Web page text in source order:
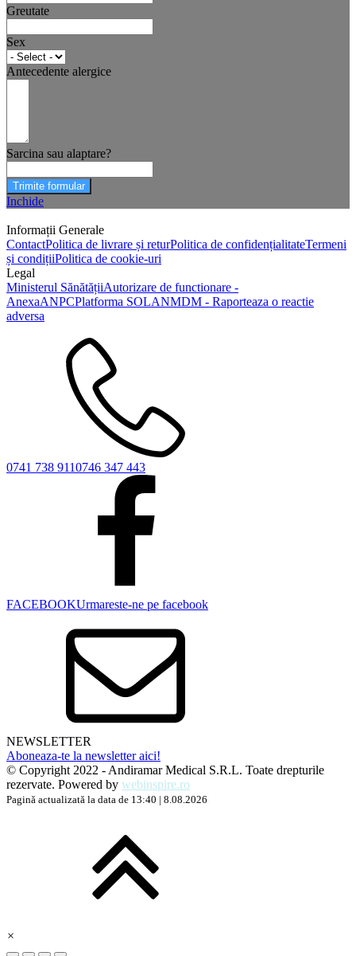
Greutate
Sex
Antecedente alergice
Sarcina sau alaptare?
Trimite formular
Inchide
Informații Generale
ContactPolitica de livrare și returPolitica de confidențialitateTermeni
și condițiiPolitica de cookie-uri
Legal
Ministerul SănătățiiAutorizare de functionare -
AnexaANPCPlatforma SOLANMDM - Raporteaza o reactie
adversa
0741 738 9110746 347 443
FACEBOOKUrmareste-ne pe facebook
NEWSLETTER
Aboneaza-te la newsletter aici!
© Copyright 2022 - Andiramar Medical S.R.L. Toate drepturile
rezervate. Powered by webinspire.ro
Pagină actualizată la data de 13:40 | 8.08.2026
×